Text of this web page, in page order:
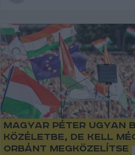
Magyar Péter ugyan
közéletbe, de kell
Orbánt megközelítse